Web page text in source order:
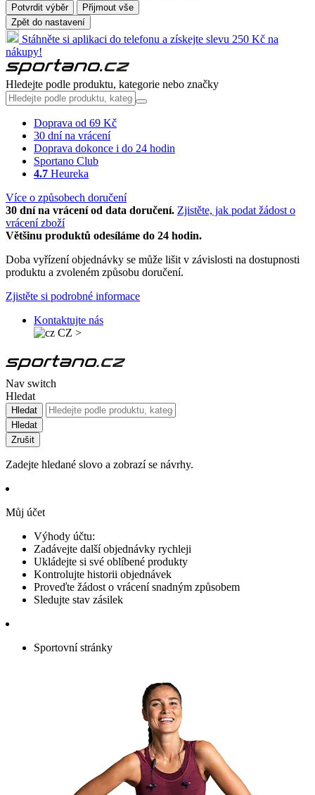
Potvrdit výběr
Přijmout vše
Zpět do nastavení
Stáhněte si aplikaci do telefonu a získejte slevu 250 Kč na
nákupy!
Hledejte podle produktu, kategorie nebo značky
Doprava od 69 Kč
30 dní na vrácení
Doprava dokonce i do 24 hodin
Sportano Club
4.7 Heureka
Více o způsobech doručení
30 dní na vrácení od data doručení. Zjistěte, jak podat žádost o
vrácení zboží
Většinu produktů odesíláme do 24 hodin.
Doba vyřízení objednávky se může lišit v závislosti na dostupnosti
produktu a zvoleném způsobu doručení.
Zjistěte si podrobné informace
Kontaktujte nás
CZ >
Nav switch
Hledat
Hledat
Hledat
Zrušit
Zadejte hledané slovo a zobrazí se návrhy.
Můj účet
Výhody účtu:
Zadávejte další objednávky rychleji
Ukládejte si své oblíbené produkty
Kontrolujte historii objednávek
Proveďte žádost o vrácení snadným způsobem
Sledujte stav zásilek
Sportovní stránky